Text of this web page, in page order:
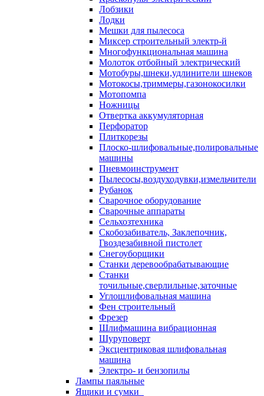
Лобзики
Лодки
Мешки для пылесоса
Миксер строительный электр-й
Многофункциональная машина
Молоток отбойный электрический
Мотобуры,шнеки,удлинители шнеков
Мотокосы,триммеры,газонокосилки
Мотопомпа
Ножницы
Отвертка аккумуляторная
Перфоратор
Плиткорезы
Плоско-шлифовальные,полировальные
машины
Пневмоинструмент
Пылесосы,воздуходувки,измельчители
Рубанок
Сварочное оборудование
Сварочные аппараты
Сельхозтехника
Скобозабиватель, Заклепочник,
Гвоздезабивной пистолет
Снегоуборщики
Станки деревообрабатывающие
Станки
точильные,сверлильные,заточные
Углошлифовальная машина
Фен строительный
Фрезер
Шлифмашина вибрационная
Шуруповерт
Эксцентриковая шлифовальная
машина
Электро- и бензопилы
Лампы паяльные
Ящики и сумки